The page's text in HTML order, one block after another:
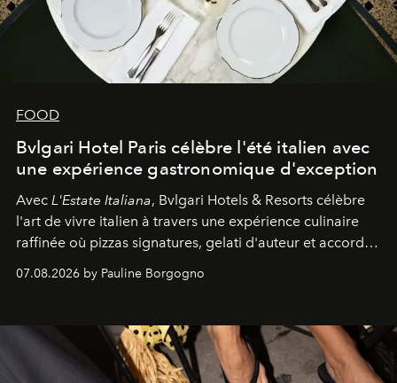
FOOD
Bvlgari Hotel Paris célèbre l'été italien avec
une expérience gastronomique d'exception
Avec L'Estate Italiana, Bvlgari Hotels & Resorts célèbre
l'art de vivre italien à travers une expérience culinaire
raffinée où pizzas signatures, gelati d'auteur et accords
07.08.2026 by Pauline Borgogno